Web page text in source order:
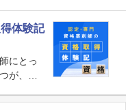
の施設
り、今
役割が
体験記
にとっ
が、
る医療